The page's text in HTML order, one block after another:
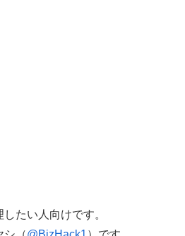
たい人向けです。